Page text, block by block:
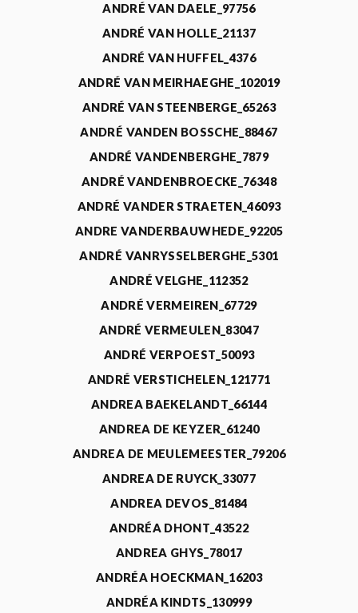
ANDRÉ VAN DAELE_97756
ANDRÉ VAN HOLLE_21137
ANDRÉ VAN HUFFEL_4376
ANDRÉ VAN MEIRHAEGHE_102019
ANDRÉ VAN STEENBERGE_65263
ANDRÉ VANDEN BOSSCHE_88467
ANDRÉ VANDENBERGHE_7879
ANDRÉ VANDENBROECKE_76348
ANDRÉ VANDER STRAETEN_46093
ANDRE VANDERBAUWHEDE_92205
ANDRÉ VANRYSSELBERGHE_5301
ANDRÉ VELGHE_112352
ANDRÉ VERMEIREN_67729
ANDRÉ VERMEULEN_83047
ANDRÉ VERPOEST_50093
ANDRÉ VERSTICHELEN_121771
ANDREA BAEKELANDT_66144
ANDREA DE KEYZER_61240
ANDREA DE MEULEMEESTER_79206
ANDREA DE RUYCK_33077
ANDREA DEVOS_81484
ANDRÉA DHONT_43522
ANDREA GHYS_78017
ANDRÉA HOECKMAN_16203
ANDRÉA KINDTS_130999